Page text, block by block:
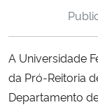
Ministério de Minas e
Ministério da Ciência,
Ministério do Meio
A Universidade
da Pró-Reitoria
Departamento